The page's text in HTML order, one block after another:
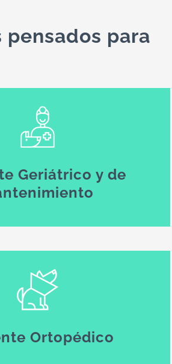
pensados para
Geriátrico y de
Ortopédico